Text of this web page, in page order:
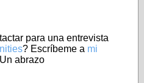
para una entrevista
? Escríbeme a mi
abrazo